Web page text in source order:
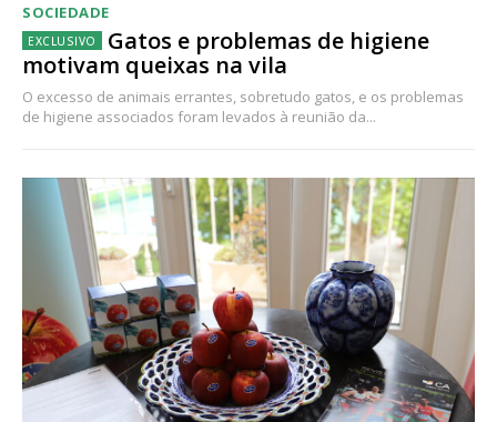
SOCIEDADE
Gatos e problemas de higiene
motivam queixas na vila
O excesso de animais errantes, sobretudo gatos, e os problemas
de higiene associados foram levados à reunião da...